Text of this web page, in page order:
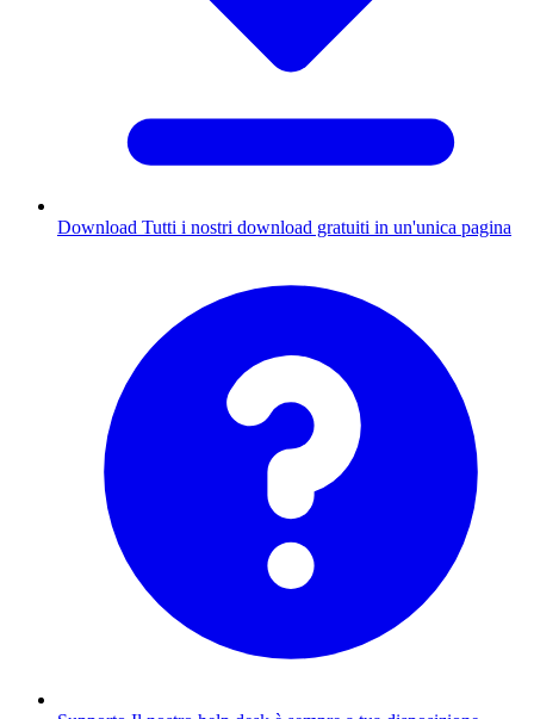
Download Tutti i nostri download gratuiti in un'unica pagina